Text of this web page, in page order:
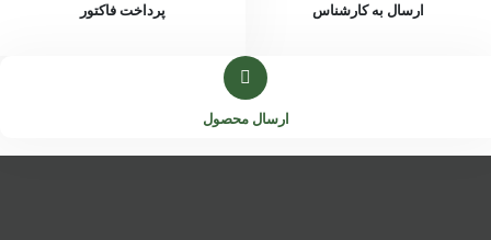
ارسال به کارشناس پرداخت فاکتور
ارسال محصول